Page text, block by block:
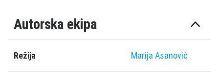
Autorska ekipa
Režija Marija Asanović